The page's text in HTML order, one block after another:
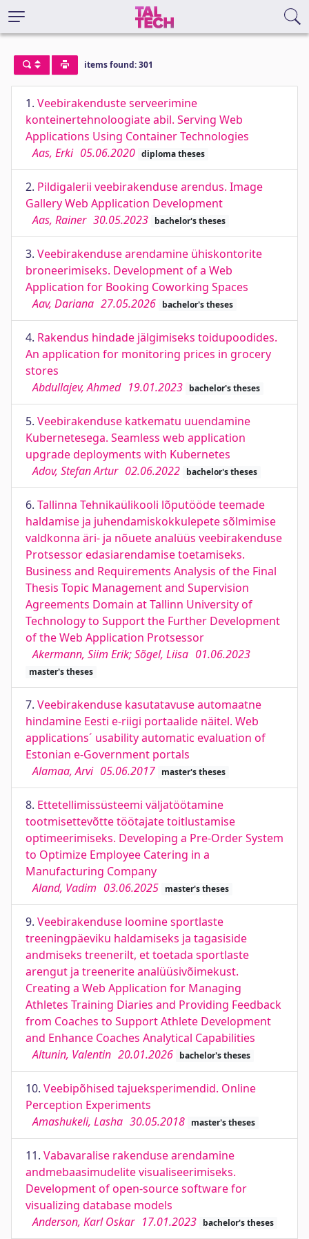
items found: 301
1. Veebirakenduste serveerimine
konteinertehnoloogiate abil. Serving Web
Applications Using Container Technologies
Aas, Erki 05.06.2020 diploma theses
2. Pildigalerii veebirakenduse arendus. Image
Gallery Web Application Development
Aas, Rainer 30.05.2023 bachelor's theses
3. Veebirakenduse arendamine ühiskontorite
broneerimiseks. Development of a Web
Application for Booking Coworking Spaces
Aav, Dariana 27.05.2026 bachelor's theses
4. Rakendus hindade jälgimiseks toidupoodides.
An application for monitoring prices in grocery
stores
Abdullajev, Ahmed 19.01.2023 bachelor's theses
5. Veebirakenduse katkematu uuendamine
Kubernetesega. Seamless web application
upgrade deployments with Kubernetes
Adov, Stefan Artur 02.06.2022 bachelor's theses
6. Tallinna Tehnikaülikooli lõputööde teemade
haldamise ja juhendamiskokkulepete sõlmimise
valdkonna äri- ja nõuete analüüs veebirakenduse
Protsessor edasiarendamise toetamiseks.
Business and Requirements Analysis of the Final
Thesis Topic Management and Supervision
Agreements Domain at Tallinn University of
Technology to Support the Further Development
of the Web Application Protsessor
Akermann, Siim Erik; Sõgel, Liisa 01.06.2023
master's theses
7. Veebirakenduse kasutatavuse automaatne
hindamine Eesti e-riigi portaalide näitel. Web
applications´ usability automatic evaluation of
Estonian e-Government portals
Alamaa, Arvi 05.06.2017 master's theses
8. Ettetellimissüsteemi väljatöötamine
tootmisettevõtte töötajate toitlustamise
optimeerimiseks. Developing a Pre-Order System
to Optimize Employee Catering in a
Manufacturing Company
Aland, Vadim 03.06.2025 master's theses
9. Veebirakenduse loomine sportlaste
treeningpäeviku haldamiseks ja tagasiside
andmiseks treenerilt, et toetada sportlaste
arengut ja treenerite analüüsivõimekust.
Creating a Web Application for Managing
Athletes Training Diaries and Providing Feedback
from Coaches to Support Athlete Development
and Enhance Coaches Analytical Capabilities
Altunin, Valentin 20.01.2026 bachelor's theses
10. Veebipõhised tajueksperimendid. Online
Perception Experiments
Amashukeli, Lasha 30.05.2018 master's theses
11. Vabavaralise rakenduse arendamine
andmebaasimudelite visualiseerimiseks.
Development of open-source software for
visualizing database models
Anderson, Karl Oskar 17.01.2023 bachelor's theses